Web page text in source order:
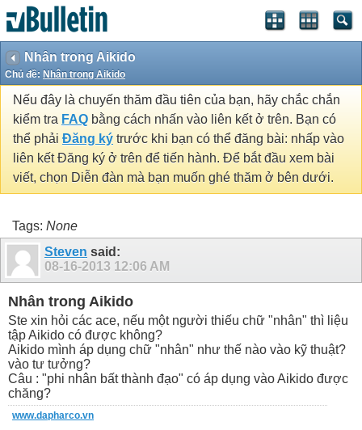
Nhân trong Aikido
Chủ đề: Nhân trong Aikido
Nếu đây là chuyến thăm đầu tiên của bạn, hãy chắc chắn
kiểm tra FAQ bằng cách nhấn vào liên kết ở trên. Bạn có
thể phải Đăng ký trước khi bạn có thể đăng bài: nhấp vào
liên kết Đăng ký ở trên để tiến hành. Để bắt đầu xem bài
viết, chọn Diễn đàn mà bạn muốn ghé thăm ở bên dưới.
Tags: None
Steven said:
08-16-2013 12:06 AM
Nhân trong Aikido
Ste xin hỏi các ace, nếu một người thiếu chữ "nhân" thì liệu
tập Aikido có được không?
Aikido mình áp dụng chữ "nhân" như thế nào vào kỹ thuật?
vào tư tưởng?
Câu : "phi nhân bất thành đạo" có áp dụng vào Aikido được
chăng?
www.dapharco.vn